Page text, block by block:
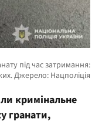
кримінальне
гранати,